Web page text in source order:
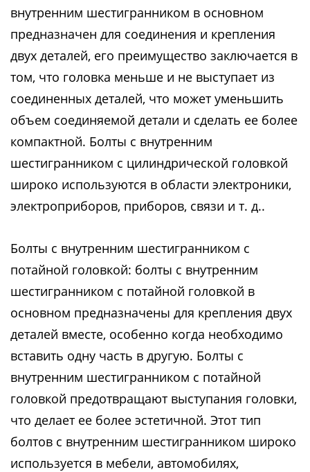
внутренним шестигранником в основном
предназначен для соединения и крепления
двух деталей, его преимущество заключается в
том, что головка меньше и не выступает из
соединенных деталей, что может уменьшить
объем соединяемой детали и сделать ее более
компактной. Болты с внутренним
шестигранником с цилиндрической головкой
широко используются в области электроники,
электроприборов, приборов, связи и т. д..
Болты с внутренним шестигранником с
потайной головкой: болты с внутренним
шестигранником с потайной головкой в
основном предназначены для крепления двух
деталей вместе, особенно когда необходимо
вставить одну часть в другую. Болты с
внутренним шестигранником с потайной
головкой предотвращают выступания головки,
что делает ее более эстетичной. Этот тип
болтов с внутренним шестигранником широко
используется в мебели, автомобилях,